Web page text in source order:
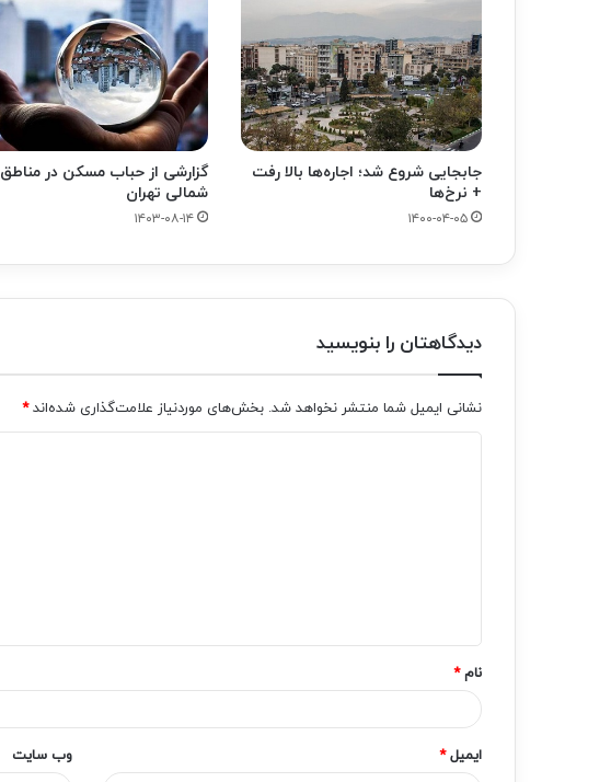
جابجایی شروع شد؛ اجاره‌ها بالا رفت
+ نرخ‌ها
۱۴۰۰-۰۴-۰۵
گزارشی از حباب مسکن در مناطق
شمالی تهران
۱۴۰۳-۰۸-۱۴
دیدگاهتان را بنویسید
نشانی ایمیل شما منتشر نخواهد شد. بخش‌های موردنیاز علامت‌گذاری شده‌اند*
*
نام*
ایمیل* وب‌ سایت